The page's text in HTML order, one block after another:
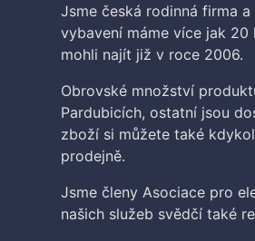
Jsme česká rodinná firma
vybavení máme více jak
mohli najít již v roce 2006.
Obrovské množství
Pardubicích, ostatní jsou
zboží si můžete také
prodejně.
Jsme členy Asociace pro
našich služeb svědčí také